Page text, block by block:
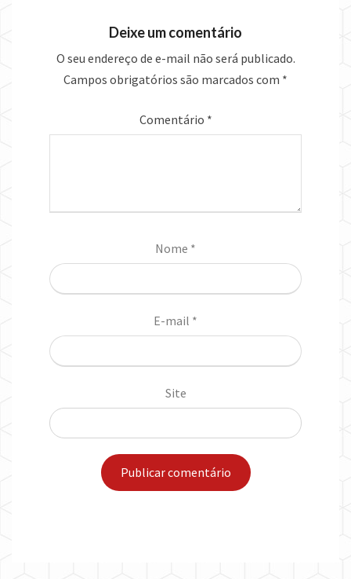
Deixe um comentário
O seu endereço de e-mail não será publicado.
Campos obrigatórios são marcados com *
Comentário *
Nome *
E-mail *
Site